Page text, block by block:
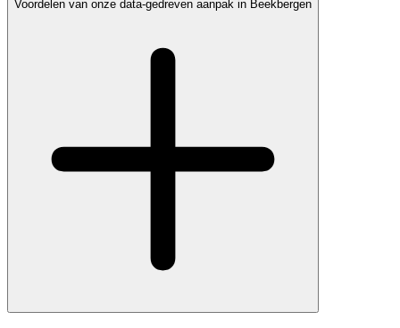
Voordelen van onze data-gedreven aanpak in Beekbergen